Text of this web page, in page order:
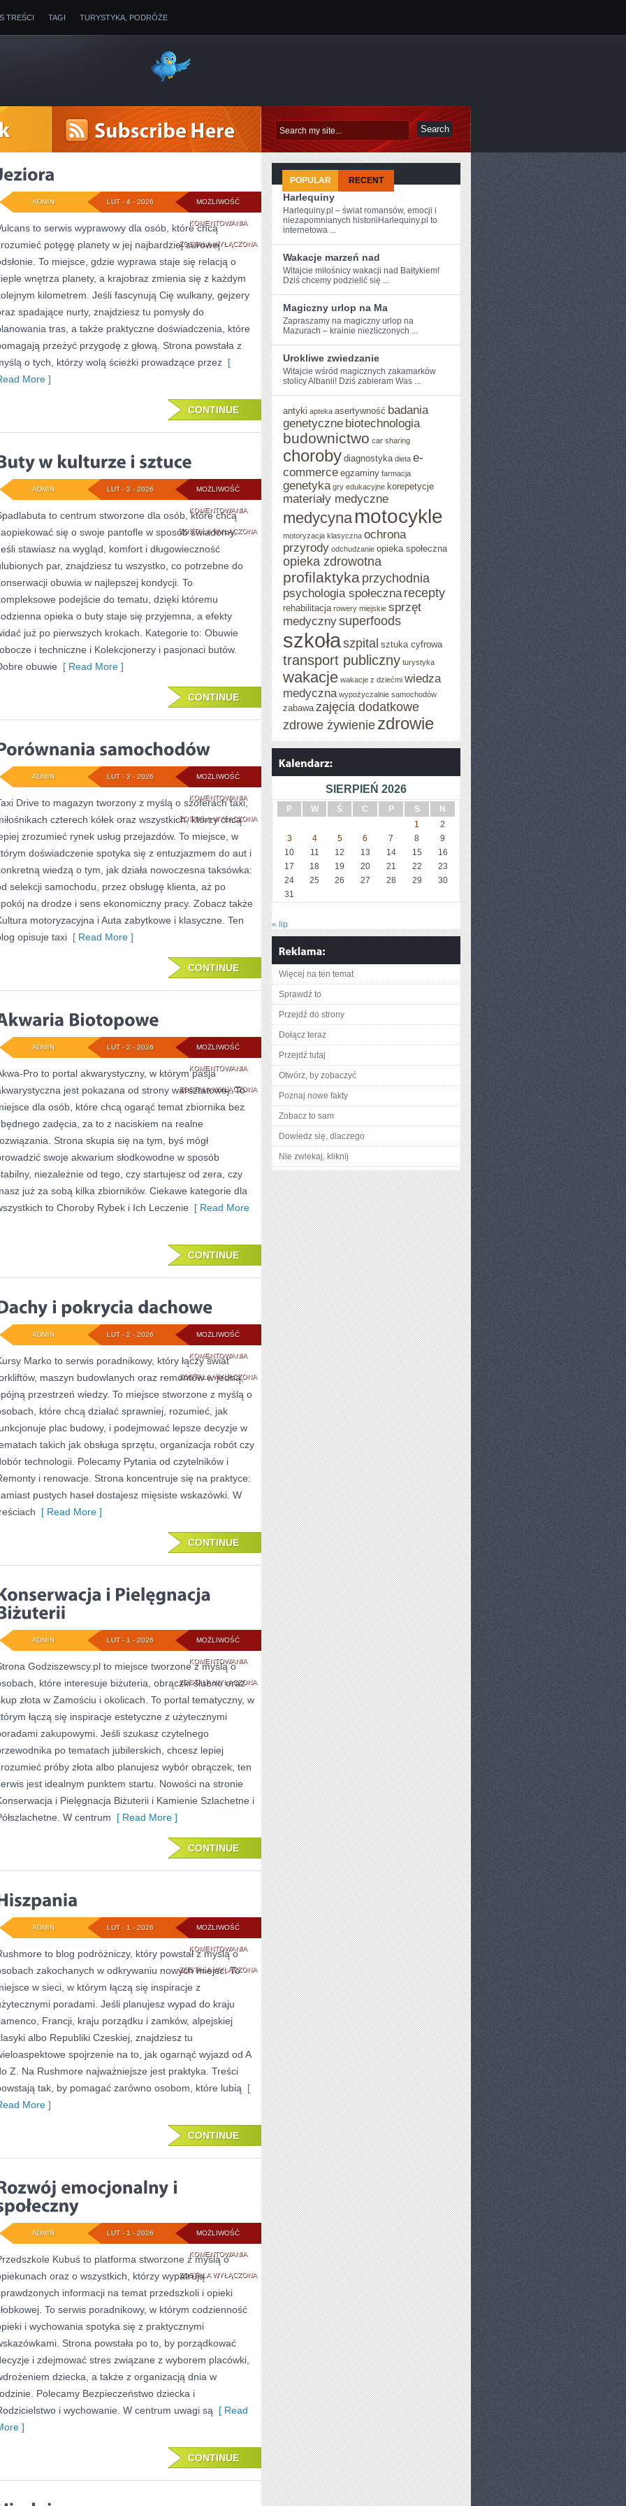
TREŚCI TAGI TURYSTYKA, PODRÓŻE
MOŻLIWOŚĆ
KOMENTOWANIAJEZIORA
ZOSTAŁA WYŁĄCZONA
LUT - 4 - 2026
ADMIN
to serwis wyprawowy dla osób, które chcą
potęgę planety w jej najbardziej surowej
To miejsce, gdzie wyprawa staje się relacją o
wnętrza planety, a krajobraz zmienia się z każdym
kilometrem. Jeśli fascynują Cię wulkany, gejzery
spadające nurty, znajdziesz tu pomysły do
tras, a także praktyczne doświadczenia, które
przeżyć przygodę z głową. Strona powstała z
o tych, którzy wolą ścieżki prowadzące przez [
More ]
CONTINUE
MOŻLIWOŚĆ
KOMENTOWANIABUTY
W
KULTURZE
SZTUCE
ZOSTAŁA WYŁĄCZONA
LUT - 3 - 2026
ADMIN
to centrum stworzone dla osób, które chcą
się o swoje pantofle w sposób świadomy.
stawiasz na wygląd, komfort i długowieczność
par, znajdziesz tu wszystko, co potrzebne do
obuwia w najlepszej kondycji. To
podejście do tematu, dzięki któremu
opieka o buty staje się przyjemna, a efekty
już po pierwszych krokach. Kategorie to: Obuwie
i techniczne i Kolekcjonerzy i pasjonaci butów.
obuwie [ Read More ]
CONTINUE
MOŻLIWOŚĆ
KOMENTOWANIAPORÓWNANIA
SAMOCHODÓW
ZOSTAŁA WYŁĄCZONA
LUT - 3 - 2026
ADMIN
Drive to magazyn tworzony z myślą o szoferach taxi,
czterech kółek oraz wszystkich, którzy chcą
zrozumieć rynek usług przejazdów. To miejsce, w
doświadczenie spotyka się z entuzjazmem do aut i
wiedzą o tym, jak działa nowoczesna taksówka:
selekcji samochodu, przez obsługę klienta, aż po
na drodze i sens ekonomiczny pracy. Zobacz także
motoryzacyjna i Auta zabytkowe i klasyczne. Ten
opisuje taxi [ Read More ]
CONTINUE
MOŻLIWOŚĆ
KOMENTOWANIAAKWARIA
BIOTOPOWE
ZOSTAŁA WYŁĄCZONA
LUT - 2 - 2026
ADMIN
Pro to portal akwarystyczny, w którym pasja
jest pokazana od strony warsztatowej. To
dla osób, które chcą ogarąć temat zbiornika bez
zadęcia, za to z naciskiem na realne
Strona skupia się na tym, byś mógł
swoje akwarium słodkowodne w sposób
niezależnie od tego, czy startujesz od zera, czy
już za sobą kilka zbiorników. Ciekawe kategorie dla
to Choroby Rybek i Ich Leczenie [ Read More
CONTINUE
MOŻLIWOŚĆ
KOMENTOWANIADACHY
I
POKRYCIA
DACHOWE
ZOSTAŁA WYŁĄCZONA
LUT - 2 - 2026
ADMIN
Marko to serwis poradnikowy, który łączy świat
maszyn budowlanych oraz remontów w jedną,
przestrzeń wiedzy. To miejsce stworzone z myślą o
które chcą działać sprawniej, rozumieć, jak
plac budowy, i podejmować lepsze decyzje w
takich jak obsługa sprzętu, organizacja robót czy
technologii. Polecamy Pytania od czytelników i
i renowacje. Strona koncentruje się na praktyce:
pustych haseł dostajesz mięsiste wskazówki. W
[ Read More ]
CONTINUE
MOŻLIWOŚĆ
KOMENTOWANIAKONSERWACJA
I
PIELĘGNACJA
BIŻUTERII
ZOSTAŁA WYŁĄCZONA
LUT - 1 - 2026
ADMIN
Godziszewscy.pl to miejsce tworzone z myślą o
które interesuje biżuteria, obrączki ślubne oraz
złota w Zamościu i okolicach. To portal tematyczny, w
łączą się inspiracje estetyczne z użytecznymi
zakupowymi. Jeśli szukasz czytelnego
po tematach jubilerskich, chcesz lepiej
próby złota albo planujesz wybór obrączek, ten
jest idealnym punktem startu. Nowości na stronie
i Pielęgnacja Biżuterii i Kamienie Szlachetne i
W centrum [ Read More ]
CONTINUE
MOŻLIWOŚĆ
KOMENTOWANIAHISZPANIA
ZOSTAŁA WYŁĄCZONA
LUT - 1 - 2026
ADMIN
to blog podróżniczy, który powstał z myślą o
zakochanych w odkrywaniu nowych miejsc. To
w sieci, w którym łączą się inspiracje z
poradami. Jeśli planujesz wypad do kraju
Francji, kraju porządku i zamków, alpejskiej
albo Republiki Czeskiej, znajdziesz tu
spojrzenie na to, jak ogarnąć wyjazd od A
Z. Na Rushmore najważniejsze jest praktyka. Treści
tak, by pomagać zarówno osobom, które lubią [
More ]
CONTINUE
MOŻLIWOŚĆ
KOMENTOWANIAROZWÓJ
EMOCJONALNY
SPOŁECZNY
ZOSTAŁA WYŁĄCZONA
LUT - 1 - 2026
ADMIN
Kubuś to platforma stworzone z myślą o
oraz o wszystkich, którzy wypatrują
informacji na temat przedszkoli i opieki
To serwis poradnikowy, w którym codzienność
i wychowania spotyka się z praktycznymi
Strona powstała po to, by porządkować
i zdejmować stres związane z wyborem placówki,
dziecka, a także z organizacją dnia w
Polecamy Bezpieczeństwo dziecka i
i wychowanie. W centrum uwagi są [ Read
]
CONTINUE
POPULAR RECENT
Harlequiny
Harlequiny.pl – świat romansów, emocji i
niezapomnianych historiiHarlequiny.pl to
internetowa ...
Wakacje marzeń nad
Witajcie ⁣miłośnicy wakacji nad Bałtykiem!
Dziś chcemy podzielić się ...
Magiczny urlop na Ma
Zapraszamy na magiczny⁣ urlop na
Mazurach –⁤ krainie⁣ niezliczonych ...
Urokliwe zwiedzanie
Witajcie wśród magicznych zakamarków
stolicy‌ Albanii! Dziś ​zabieram Was ...
antyki apteka asertywność badania
genetyczne biotechnologia
budownictwo car sharing
choroby diagnostyka dieta e-
commerce egzaminy farmacja
genetyka gry edukacyjne korepetycje
materiały medyczne
medycyna motocykle
motoryzacja klasyczna ochrona
przyrody odchudzanie opieka społeczna
opieka zdrowotna
profilaktyka przychodnia
psychologia społeczna recepty
rehabilitacja rowery miejskie sprzęt
medycznysuperfoods
szkołaszpital sztuka cyfrowa
transport publiczny turystyka
wakacje wakacje z dziećmi wiedza
medyczna wypożyczalnie samochodów
zabawa zajęcia dodatkowe
zdrowe żywienie zdrowie
SIERPIEŃ 2026
P W Ś C P S
N
1
2
3
4 5 6 7 8
9
10
11 12 13 14 15
16
17
18 19 20 21 22
23
24
25 26 27 28 29
30
31
« lip
Więcej na ten temat
Sprawdź to
Przejdź do strony
Dołącz teraz
Przejdź tutaj
Otwórz, by zobaczyć
Poznaj nowe fakty
Zobacz to sam
Dowiedz się, dlaczego
Nie zwlekaj, kliknij